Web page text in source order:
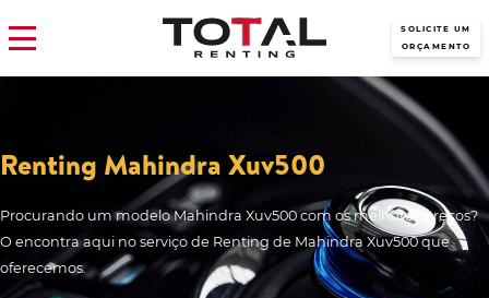
SOLICITE UM
ORÇAMENTO
Renting Mahindra Xuv500
Procurando um modelo Mahindra Xuv500 com os melhores preços?
O encontra aqui no serviço de Renting de Mahindra Xuv500 que
oferecemos.